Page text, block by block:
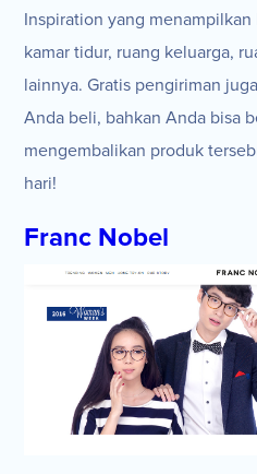
Inspiration yang
kamar tidur, ruang keluarga,
lainnya. Gratis pengiriman
Anda beli, bahkan Anda bisa
mengembalikan produk
hari!
Franc Nobel